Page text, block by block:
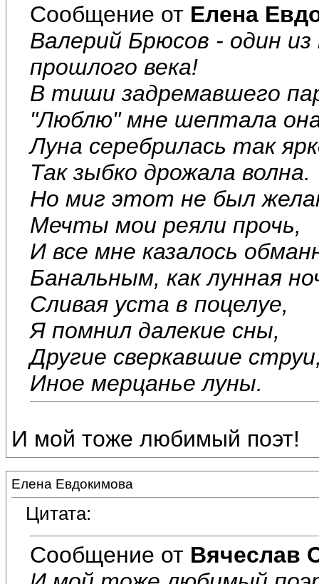
Сообщение от Елена
Валерий Брюсов - один
прошлого века!
В тиши задремавшего
"Люблю" мне шептала
Луна серебрилась так
Так зыбко дрожала волна.
Но миг этот не был
Мечты мои реяли прочь,
И все мне казалось
Банальным, как лунная
Сливая уста в поцелуе,
Я помнил далекие сны,
Другие сверкавшие
Иное мерцанье луны.
И мой тоже любимый поэт!
Елена Евдокимова
Цитата:
Сообщение от Вячеслав